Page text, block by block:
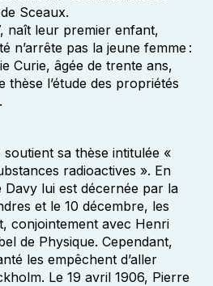
Sceaux.
naît leur premier enfant,
n’arrête pas la jeune femme :
Curie, âgée de trente ans,
thèse l’étude des propriétés
sa thèse intitulée «
radioactives ». En
Davy lui est décernée par la
et le 10 décembre, les
conjointement avec Henri
de Physique. Cependant,
les empêchent d’aller
Le 19 avril 1906, Pierre